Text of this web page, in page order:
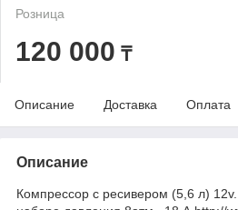
Розница
120 000 ₸
Описание Доставка Оплата
Описание
Компрессор с ресивером (5,6 л)